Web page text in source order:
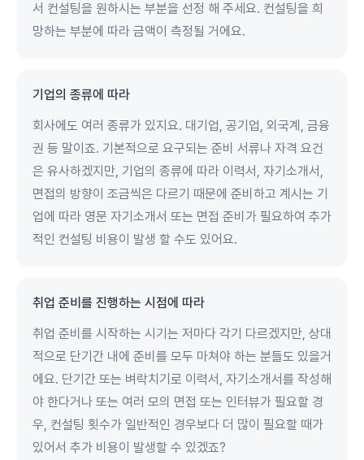
서 컨설팅을 원하시는 부분을 선정 해 주세요. 컨설팅을 희
망하는 부분에 따라 금액이 측정될 거에요.
기업의 종류에 따라
회사에도 여러 종류가 있지요. 대기업, 공기업, 외국계, 금융
권 등 말이죠. 기본적으로 요구되는 준비 서류나 자격 요건
은 유사하겠지만, 기업의 종류에 따라 이력서, 자기소개서,
면접의 방향이 조금씩은 다르기 때문에 준비하고 계시는 기
업에 따라 영문 자기소개서 또는 면접 준비가 필요하여 추가
적인 컨설팅 비용이 발생 할 수도 있어요.
취업 준비를 진행하는 시점에 따라
취업 준비를 시작하는 시기는 저마다 각기 다르겠지만, 상대
적으로 단기간 내에 준비를 모두 마쳐야 하는 분들도 있을거
에요. 단기간 또는 벼락치기로 이력서, 자기소개서를 작성해
야 한다거나 또는 여러 모의 면접 또는 인터뷰가 필요할 경
우, 컨설팅 횟수가 일반적인 경우보다 더 많이 필요할 때가
있어서 추가 비용이 발생할 수 있겠죠?